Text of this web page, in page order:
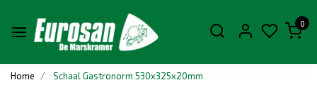
0
Home Schaal Gastronorm 530x325x20mm